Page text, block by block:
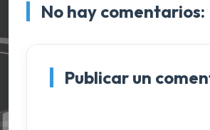
No hay comentarios:
Publicar un